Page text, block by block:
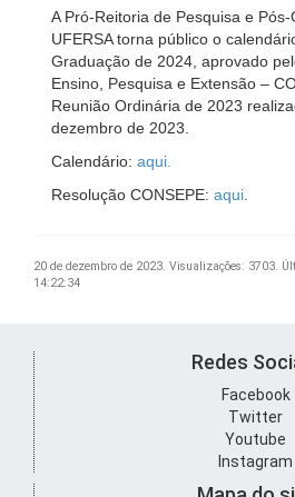
A Pró-Reitoria de Pesquisa e
UFERSA torna público o
Graduação de 2024, aprovado
Ensino, Pesquisa e Extensão –
Reunião Ordinária de 2023
dezembro de 2023.
Calendário: aqui.
Resolução CONSEPE: aqui
20 de dezembro de 2023. Visualizações: 3703.
14:22:34
Redes
Facebook
Twitter
Youtube
Instagram